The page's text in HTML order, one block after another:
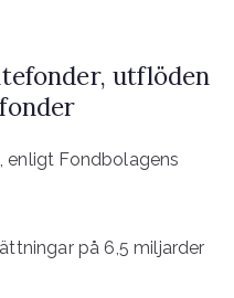
utflöden
enligt Fondbolagens
på 6,5 miljarder